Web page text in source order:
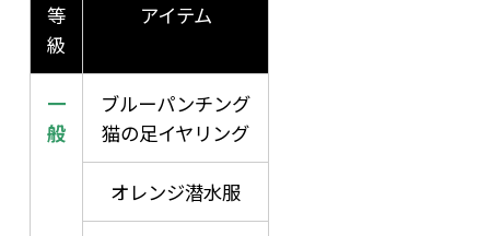
等
級
アイテム
一
般
ブルーパンチング
猫の足イヤリング
オレンジ潜水服